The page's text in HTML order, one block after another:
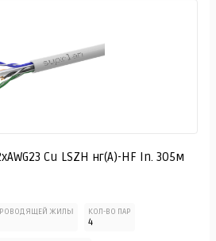
Cu LSZH нг(А)-HF In. 305м
ЖИЛЫ КОЛ-ВО ПАР
4